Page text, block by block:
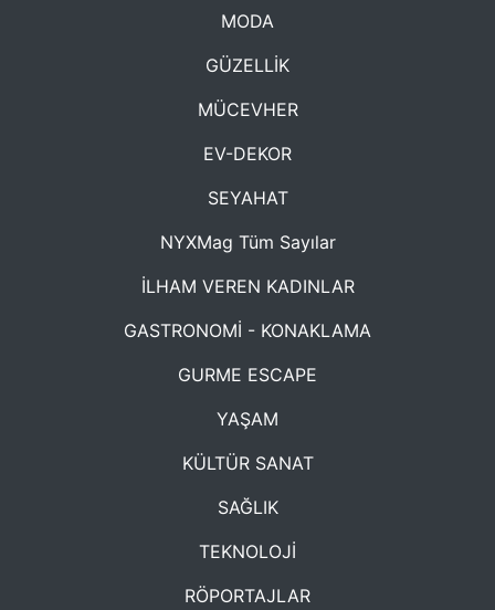
MODA
GÜZELLİK
MÜCEVHER
EV-DEKOR
SEYAHAT
NYXMag Tüm Sayılar
İLHAM VEREN KADINLAR
GASTRONOMİ - KONAKLAMA
GURME ESCAPE
YAŞAM
KÜLTÜR SANAT
SAĞLIK
TEKNOLOJİ
RÖPORTAJLAR